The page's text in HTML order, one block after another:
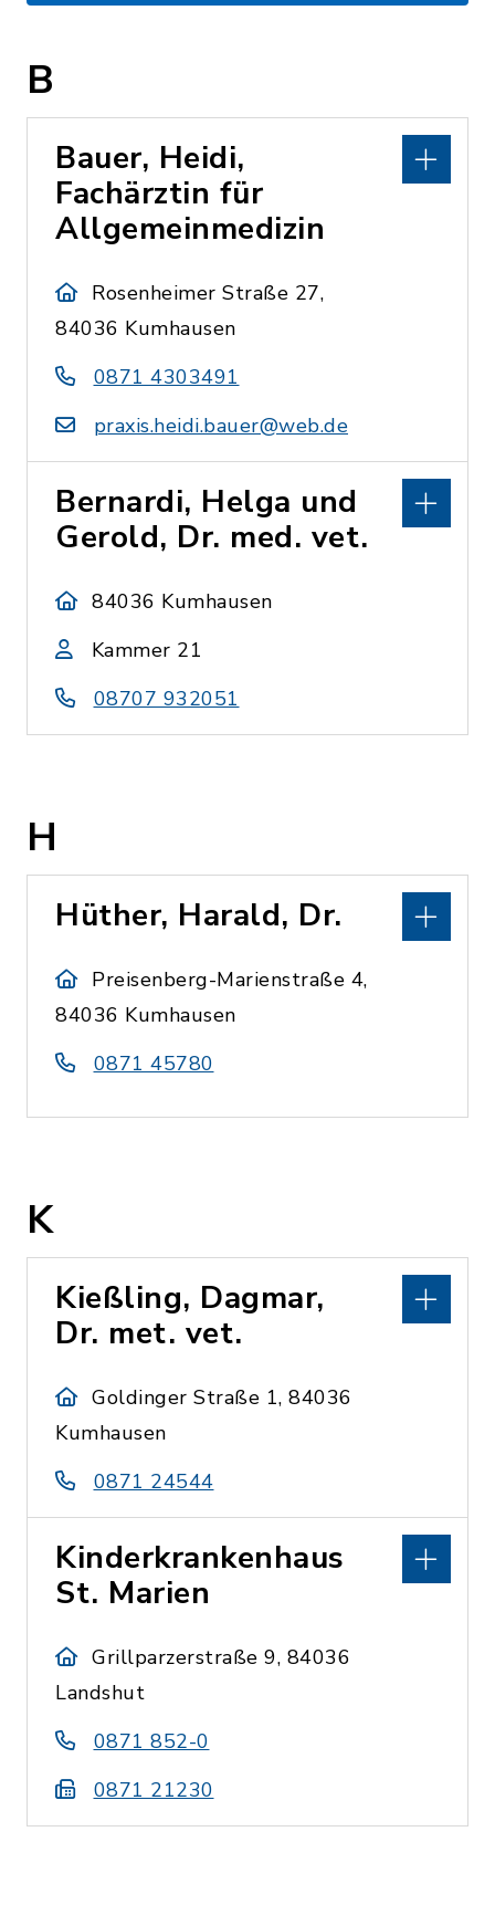
B
Bauer, Heidi,
Fachärztin für
Allgemeinmedizin
Rosenheimer Straße 27,
84036 Kumhausen
0871 4303491
praxis.heidi.bauer@web.de
Bernardi, Helga und
Gerold, Dr. med. vet.
84036 Kumhausen
Kammer 21
08707 932051
H
Hüther, Harald, Dr.
Preisenberg-Marienstraße 4,
84036 Kumhausen
0871 45780
K
Kießling, Dagmar,
Dr. met. vet.
Goldinger Straße 1, 84036
Kumhausen
0871 24544
Kinderkrankenhaus
St. Marien
Grillparzerstraße 9, 84036
Landshut
0871 852-0
0871 21230